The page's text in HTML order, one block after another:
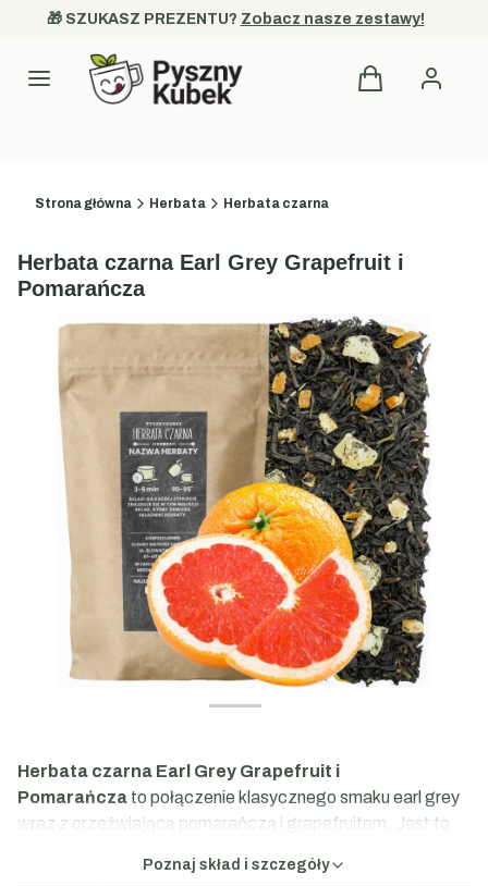
🎁 SZUKASZ PREZENTU? Zobacz nasze zestawy!
Kategorie Produkty w
Strona główna Herbata Herbata czarna
Herbata czarna Earl Grey Grapefruit i
Pomarańcza
Herbata czarna Earl Grey Grapefruit i
Pomarańcza to połączenie klasycznego smaku earl grey
wraz z orzeźwiającą pomarańczą i grapefruitem. Jest to
Herbata czarna Yunnan Black, ananas,
Poznaj skład i szczegóły